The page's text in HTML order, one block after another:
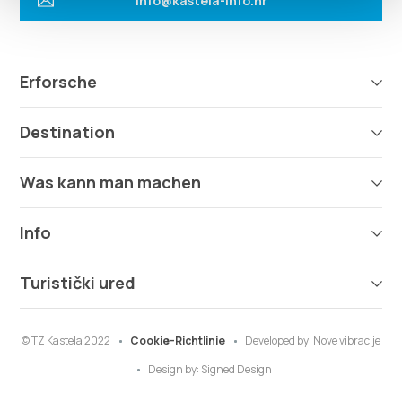
Erforsche
Destination
Was kann man machen
Info
Turistički ured
© TZ Kastela 2022 Cookie-Richtlinie Developed by: Nove vibracije
Design by: Signed Design